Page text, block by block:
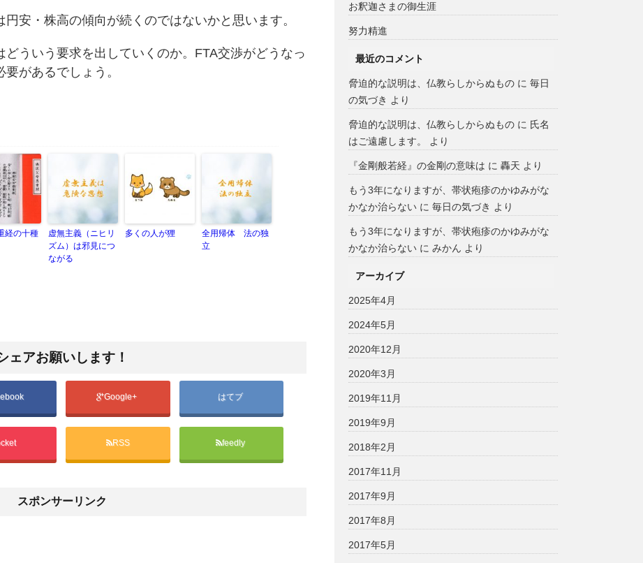
安・株高の傾向が続くのではないかと思います。
ういう要求を出していくのか。FTA交渉がどうなっ
があるでしょう。
経の十種
虚無主義（ニヒリ
ズム）は邪見につ
ながる
多くの人が狸
全用帰体 法の独
立
ェアお願いします！
Google+ はてブ
RSS feedly
スポンサーリンク
お釈迦さまの御生涯
努力精進
最近のコメント
脅迫的な説明は、仏教らしからぬもの に 毎日
の気づき より
脅迫的な説明は、仏教らしからぬもの に 氏名
はご遠慮します。
より
『金剛般若経』の金剛の意味は に 轟天 より
もう3年になりますが、帯状疱疹のかゆみがな
かなか治らない に 毎日の気づき より
もう3年になりますが、帯状疱疹のかゆみがな
かなか治らない に みかん より
アーカイブ
2025年4月
2024年5月
2020年12月
2020年3月
2019年11月
2019年9月
2018年2月
2017年11月
2017年9月
2017年8月
2017年5月